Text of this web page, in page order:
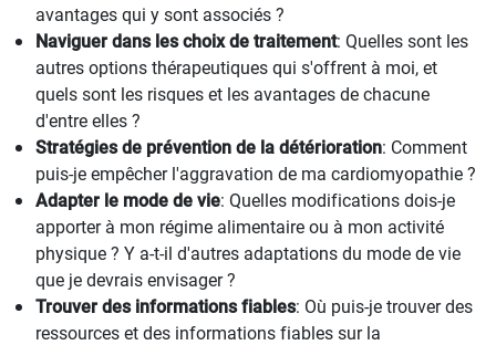
avantages qui y sont associés ?
Naviguer dans les choix de traitement: Quelles sont les
autres options thérapeutiques qui s'offrent à moi, et
quels sont les risques et les avantages de chacune
d'entre elles ?
Stratégies de prévention de la détérioration: Comment
puis-je empêcher l'aggravation de ma cardiomyopathie ?
Adapter le mode de vie: Quelles modifications dois-je
apporter à mon régime alimentaire ou à mon activité
physique ? Y a-t-il d'autres adaptations du mode de vie
que je devrais envisager ?
Trouver des informations fiables: Où puis-je trouver des
ressources et des informations fiables sur la